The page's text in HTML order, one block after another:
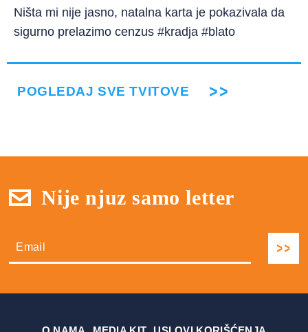
Ništa mi nije jasno, natalna karta je pokazivala da
sigurno prelazimo cenzus #kradja #blato
POGLEDAJ SVE TVITOVE
Nije njuz samo letter